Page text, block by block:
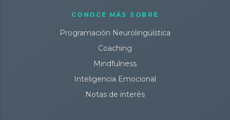
CONOCE MÁS SOBRE
Programación Neurolingüística
Coaching
Mindfulness
Inteligencia Emocional
Notas de interés